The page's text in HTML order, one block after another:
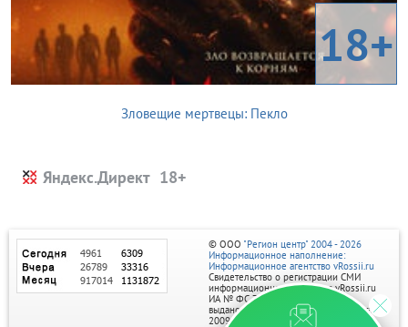
18+
Зловещие мертвецы: Пекло
Яндекс.Директ
© ООО "Регион центр" 2004 - 2026
Информационное наполнение:
Информационное агентство vRossii.ru
Свидетельство о регистрации СМИ
информационного агентства vRossii.ru
ИА № ФС 77‑35502
выдано РОСКОМНАДЗОРом 04 марта
2009г.